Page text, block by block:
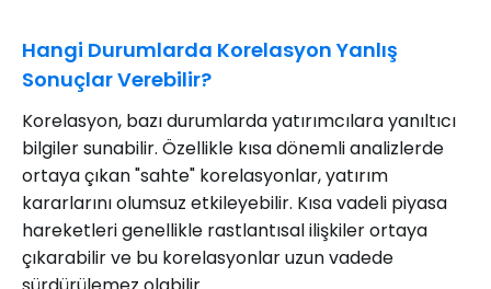
Hangi Durumlarda Korelasyon Yanlış
Sonuçlar Verebilir?
Korelasyon, bazı durumlarda yatırımcılara yanıltıcı
bilgiler sunabilir. Özellikle kısa dönemli analizlerde
ortaya çıkan "sahte" korelasyonlar, yatırım
kararlarını olumsuz etkileyebilir. Kısa vadeli piyasa
hareketleri genellikle rastlantısal ilişkiler ortaya
çıkarabilir ve bu korelasyonlar uzun vadede